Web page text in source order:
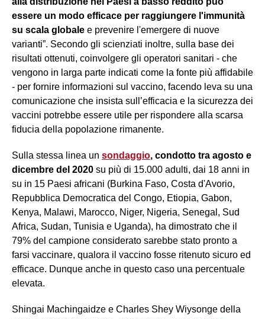
essere un modo efficace per raggiungere l'immunità
su scala globale e prevenire l'emergere di nuove
varianti”. Secondo gli scienziati inoltre, sulla base dei
risultati ottenuti, coinvolgere gli operatori sanitari - che
vengono in larga parte indicati come la fonte più affidabile
- per fornire informazioni sul vaccino, facendo leva su una
comunicazione che insista sull’efficacia e la sicurezza dei
vaccini potrebbe essere utile per rispondere alla scarsa
fiducia della popolazione rimanente.
Sulla stessa linea un sondaggio, condotto tra agosto e
dicembre del 2020 su più di 15.000 adulti, dai 18 anni in
su in 15 Paesi africani (Burkina Faso, Costa d'Avorio,
Repubblica Democratica del Congo, Etiopia, Gabon,
Kenya, Malawi, Marocco, Niger, Nigeria, Senegal, Sud
Africa, Sudan, Tunisia e Uganda), ha dimostrato che il
79% del campione considerato sarebbe stato pronto a
farsi vaccinare, qualora il vaccino fosse ritenuto sicuro ed
efficace. Dunque anche in questo caso una percentuale
elevata.
Shingai Machingaidze e Charles Shey Wiysonge della